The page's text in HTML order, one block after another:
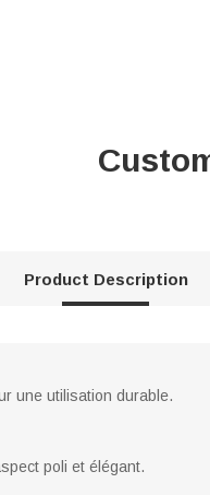
Product Description
une utilisation durable.
poli et élégant.